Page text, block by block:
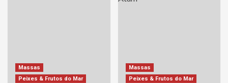
Massas
Peixes & Frutos do Mar
Massas
Peixes & Frutos do Mar